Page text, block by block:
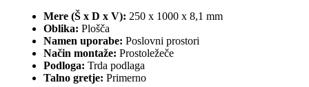
Mere (Š x D x V): 250 x 1000 x 8,1 mm
Oblika: Plošča
Namen uporabe: Poslovni prostori
Način montaže: Prostoležeče
Podloga: Trda podlaga
Talno gretje: Primerno